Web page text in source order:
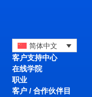
简体中文
客户支持中心
在线学院
职业
客户 / 合作伙伴目